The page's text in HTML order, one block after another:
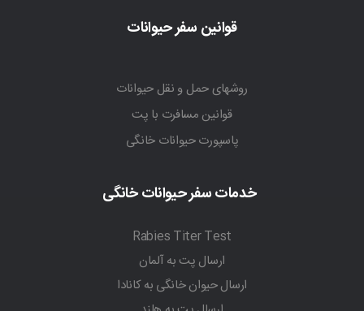
قوانین سفر حیوانات
روشهای حمل و نقل حیوانات
قوانین مسافرت با پت
پاسپورت حیوانات خانگی
خدمات سفر حیوانات خانگی
Rabies Titer Test
ارسال پت به آلمان
ارسال حیوان خانگی به کانادا